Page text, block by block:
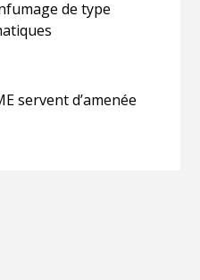
de type
servent d’amenée